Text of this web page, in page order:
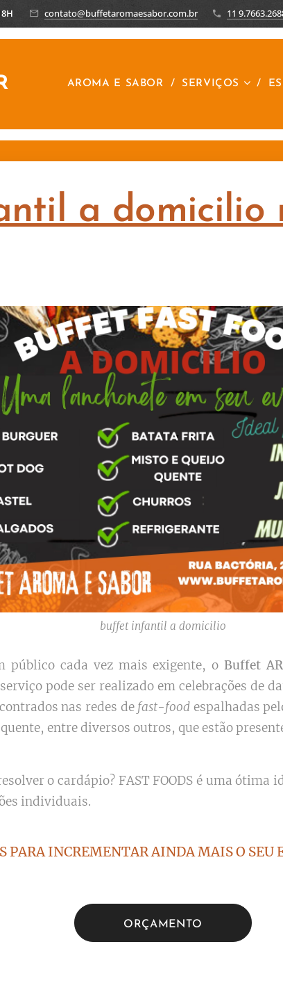
contato@buffetaromaesabor.com.br 11
AROMA E SABOR SERVIÇOS
a domicilio
buffet infantil a domicilio
público cada vez mais exigente, oBuffet
pode ser realizado em celebrações de
nas redes de fast-food espalhadas
entre diversos outros, que estão
o cardápio? FAST FOODS é uma
individuais.
PARA INCREMENTAR AINDA MAIS O
ORÇAMENTO